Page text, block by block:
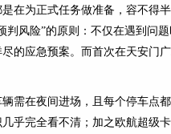
在为正式任务做准备，容不得
判风险”的原则：不仅在遇到问
的应急预案。而首次在天安门
需在夜间进场，且每个停车点
乎完全看不清；加之欧航超级